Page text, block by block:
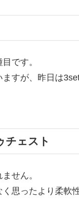
です。
すが、昨日は
チェスト
せん。
思ったより柔軟